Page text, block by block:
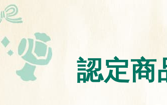
認定商